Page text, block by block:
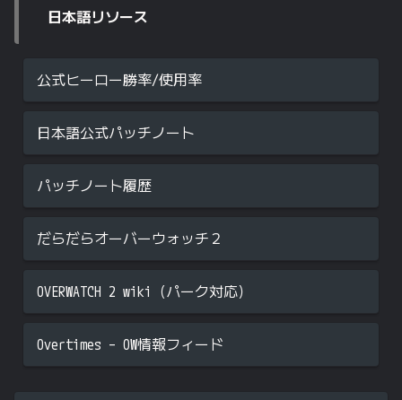
日本語リソース
公式ヒーロー勝率/使用率
日本語公式パッチノート
パッチノート履歴
だらだらオーバーウォッチ２
OVERWATCH 2 wiki（パーク対応）
Overtimes – OW情報フィード